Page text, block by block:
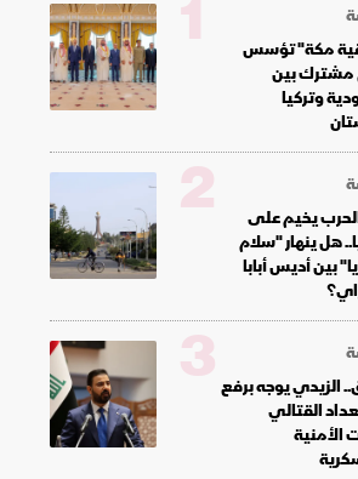
مكة" تؤسس
مشترك بين
وتركيا
1
يخيم على
هل ينهار "سلام
بين أديس أبابا
2
الزيدي يوجه برفع
القتالي
الأمنية
3